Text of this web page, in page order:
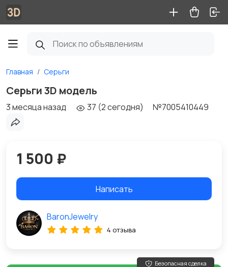
Главная Серьги
Серьги 3D модель
3 месяца назад 37 (2 сегодня) №7005410449
1 500 ₽
Написать
BaronJewelry
4 отзыва
Безопасная сделка